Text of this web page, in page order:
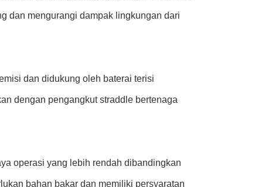
dan mengurangi dampak lingkungan dari
dan didukung oleh baterai terisi
dengan pengangkut straddle bertenaga
operasi yang lebih rendah dibandingkan
bahan bakar dan memiliki persyaratan